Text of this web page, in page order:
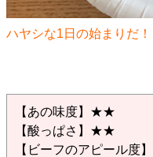
ハヤシな1日の始まりだ
【あの味度】★★
【酸っぱさ】★★
【ビーフのアピール